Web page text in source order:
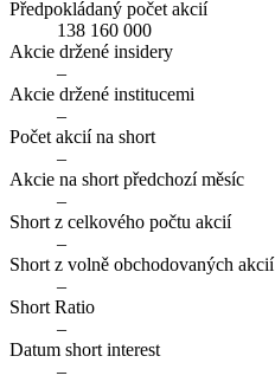
Předpokládaný počet akcií
138 160 000
Akcie držené insidery
–
Akcie držené institucemi
–
Počet akcií na short
–
Akcie na short předchozí měsíc
–
Short z celkového počtu akcií
–
Short z volně obchodovaných akcií
–
Short Ratio
–
Datum short interest
–